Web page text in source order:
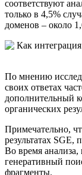
соответствуют
только в 4,5%
доменов – около
По мнению
своих ответах
дополнительный
органических
Примечательно,
результатах SGE,
Во время анализа,
генеративный
фрагменты.